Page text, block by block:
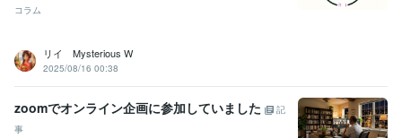
コラム
リイ Mysterious W
2025/08/16 00:38
zoomでオンライン企画に参加していました
記
事